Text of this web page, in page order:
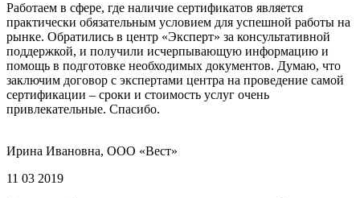
Работаем в сфере, где наличие сертификатов является
практически обязательным условием для успешной работы на
рынке. Обратились в центр «Эксперт» за консультативной
поддержкой, и получили исчерпывающую информацию и
помощь в подготовке необходимых документов. Думаю, что
заключим договор с экспертами центра на проведение самой
сертификации – сроки и стоимость услуг очень
привлекательные. Спасибо.
Ирина Ивановна, ООО «Вест»
11 03 2019